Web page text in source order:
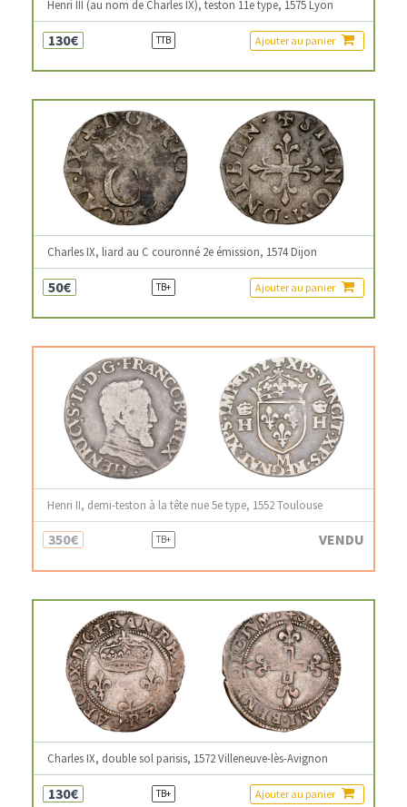
Henri III (au nom de Charles IX), teston 11e type, 1575 Lyon
130€ TTB Ajouter au panier
Charles IX, liard au C couronné 2e émission, 1574 Dijon
50€ TB+ Ajouter au panier
Henri II, demi-teston à la tête nue 5e type, 1552 Toulouse
350€ TB+ VENDU
Charles IX, double sol parisis, 1572 Villeneuve-lès-Avignon
130€ TB+ Ajouter au panier